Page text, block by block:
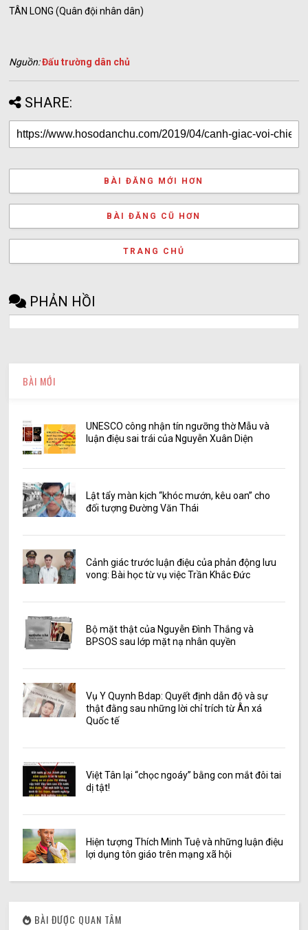
TÂN LONG (Quân đội nhân dân)
Nguồn:Đấu trường dân chủ
SHARE:
BÀI ĐĂNG MỚI HƠN
BÀI ĐĂNG CŨ HƠN
TRANG CHỦ
PHẢN HỒI
BÀI MỚI
UNESCO công nhận tín ngưỡng thờ Mẫu và
luận điệu sai trái của Nguyễn Xuân Diện
Lật tẩy màn kịch “khóc mướn, kêu oan” cho
đối tượng Đường Văn Thái
Cảnh giác trước luận điệu của phản động lưu
vong: Bài học từ vụ việc Trần Khắc Đức
Bộ mặt thật của Nguyễn Đình Thắng và
BPSOS sau lớp mặt nạ nhân quyền
Vụ Y Quynh Bdap: Quyết định dẫn độ và sự
thật đằng sau những lời chỉ trích từ Ân xá
Quốc tế
Việt Tân lại “chọc ngoáy” bằng con mắt đôi tai
dị tật!
Hiện tượng Thích Minh Tuệ và những luận điệu
lợi dụng tôn giáo trên mạng xã hội
BÀI ĐƯỢC QUAN TÂM